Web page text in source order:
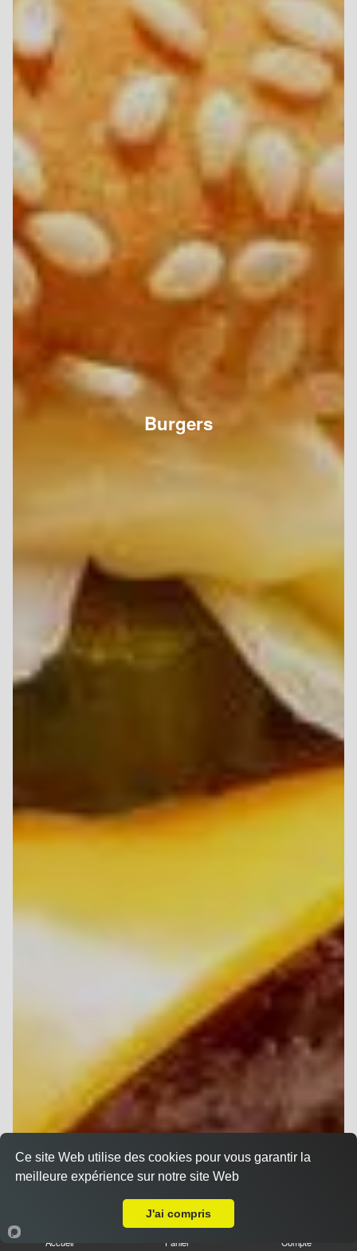
Burgers
Accueil Panier Compte
Ce site Web utilise des cookies pour vous garantir la
meilleure expérience sur notre site Web
J'ai compris